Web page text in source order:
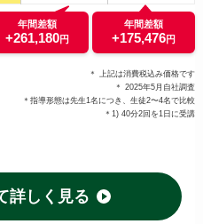
年間差額
+261,180円
年間差額
+175,476円
＊ 上記は消費税込み価格です
＊ 2025年5月自社調査
＊指導形態は先生1名につき、生徒2〜4名で比較
＊1) 40分2回を1日に受講
詳しく見る